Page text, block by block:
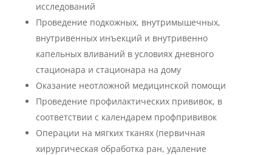
исследований
Проведение подкожных, внутримышечных,
внутривенных инъекций и внутривенно
капельных вливаний в условиях дневного
стационара и стационара на дому
Оказание неотложной медицинской помощи
Проведение профилактических прививок, в
соответствии с календарем профпрививок
Операции на мягких тканях (первичная
хирургическая обработка ран, удаление